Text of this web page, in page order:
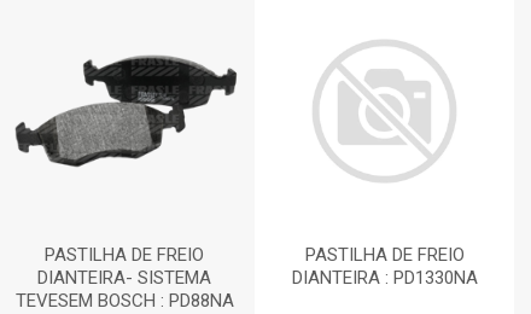
PASTILHA DE FREIO
DIANTEIRA- SISTEMA
TEVESEM BOSCH : PD88NA
PASTILHA DE FREIO
DIANTEIRA : PD1330NA